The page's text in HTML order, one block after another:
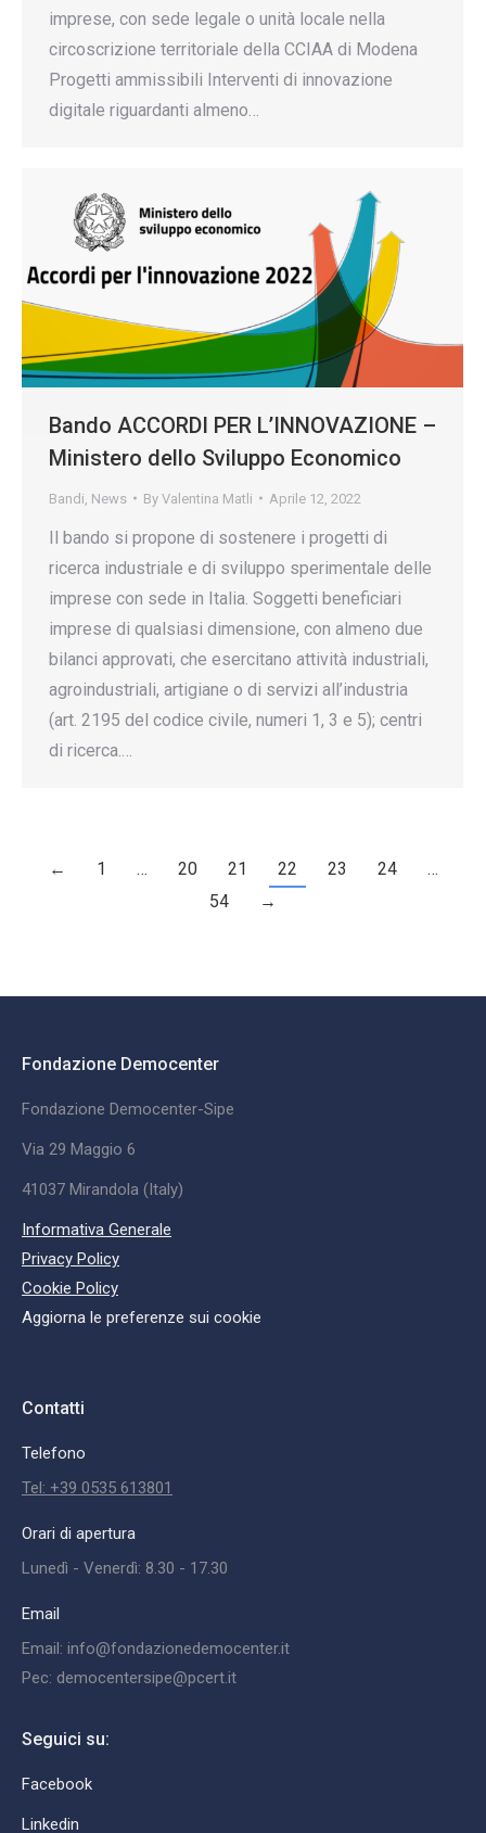
imprese, con sede legale o unità locale nella
circoscrizione territoriale della CCIAA di Modena
Progetti ammissibili Interventi di innovazione
digitale riguardanti almeno…
Bando ACCORDI PER L’INNOVAZIONE –
Ministero dello Sviluppo Economico
Bandi News By Valentina Matli Aprile 12, 2022
Il bando si propone di sostenere i progetti di
ricerca industriale e di sviluppo sperimentale delle
imprese con sede in Italia. Soggetti beneficiari
imprese di qualsiasi dimensione, con almeno due
bilanci approvati, che esercitano attività industriali,
agroindustriali, artigiane o di servizi all’industria
(art. 2195 del codice civile, numeri 1, 3 e 5); centri
di ricerca.…
← 1 … 20 21 22 23 24
…
54
→
Fondazione Democenter
Fondazione Democenter-Sipe
Via 29 Maggio 6
41037 Mirandola (Italy)
Informativa Generale
Privacy Policy
Cookie Policy
Aggiorna le preferenze sui cookie
Contatti
Telefono
Tel: +39 0535 613801
Orari di apertura
Lunedì - Venerdì: 8.30 - 17.30
Email
Email: info@fondazionedemocenter.it
Pec: democentersipe@pcert.it
Seguici su:
Facebook
Linkedin